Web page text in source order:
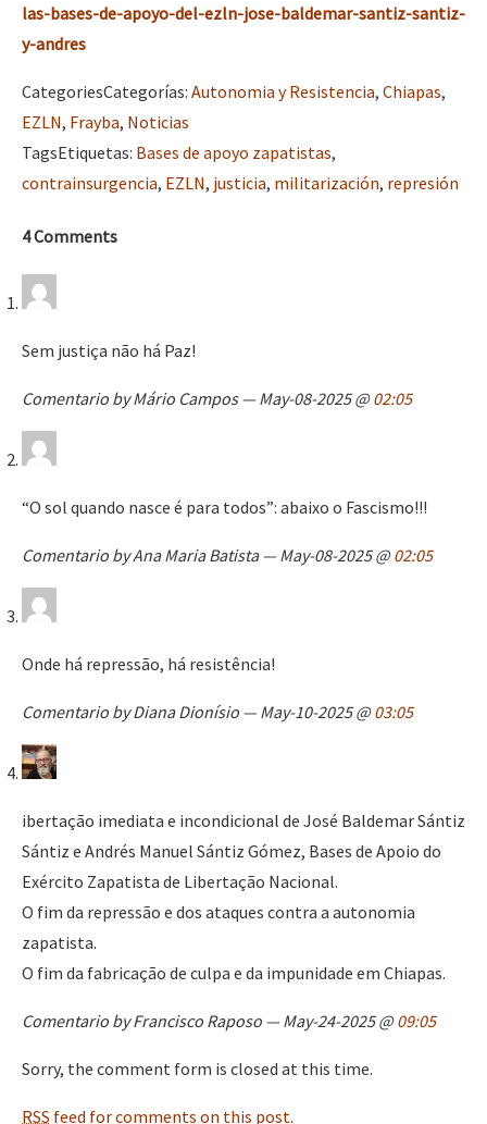
las-bases-de-apoyo-del-ezln-jose-baldemar-santiz-santiz-
y-andres
CategoriesCategorías: Autonomia y Resistencia, Chiapas,
EZLN, Frayba, Noticias
TagsEtiquetas: Bases de apoyo zapatistas,
contrainsurgencia, EZLN, justicia, militarización, represión
4 Comments
Sem justiça não há Paz!
Comentario by Mário Campos — May-08-2025 @02:05
“O sol quando nasce é para todos”: abaixo o Fascismo!!!
Comentario by Ana Maria Batista — May-08-2025 @02:05
Onde há repressão, há resistência!
Comentario by Diana Dionísio — May-10-2025 @03:05
ibertação imediata e incondicional de José Baldemar Sántiz
Sántiz e Andrés Manuel Sántiz Gómez, Bases de Apoio do
Exército Zapatista de Libertação Nacional.
O fim da repressão e dos ataques contra a autonomia
zapatista.
O fim da fabricação de culpa e da impunidade em Chiapas.
Comentario by Francisco Raposo — May-24-2025 @09:05
Sorry, the comment form is closed at this time.
RSS feed for comments on this post.